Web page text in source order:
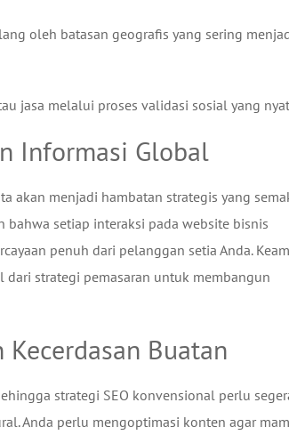
oleh batasan geografis yang sering
jasa melalui proses validasi sosial yang
Informasi Global
akan menjadi hambatan strategis yang
bahwa setiap interaksi pada website bisnis
penuh dari pelanggan setia Anda.
strategi pemasaran untuk membangun
Buatan
strategi SEO konvensional perlu
Anda perlu mengoptimasi konten agar